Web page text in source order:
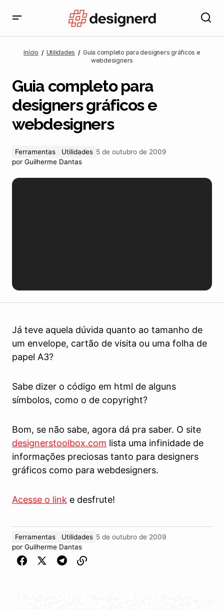
webdesigners
Início Utilidades
Guia completo para designers gráficos e
webdesigners
Guia completo para
designers gráficos e
webdesigners
Ferramentas Utilidades 5 de outubro de 2009
por Guilherme Dantas
Já teve aquela dúvida quanto ao tamanho de
um envelope, cartão de visita ou uma folha de
papel A3?
Sabe dizer o código em html de alguns
símbolos, como o de copyright?
Bom, se não sabe, agora dá pra saber. O site
designerstoolbox.com lista uma infinidade de
informações preciosas tanto para designers
gráficos como para webdesigners.
Acesse o link e desfrute!
Ferramentas Utilidades 5 de outubro de 2009
por Guilherme Dantas